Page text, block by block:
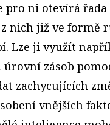
pro ni otevírá
nich již ve formě
Lze ji využít
zásob
zachycujících
vnějších